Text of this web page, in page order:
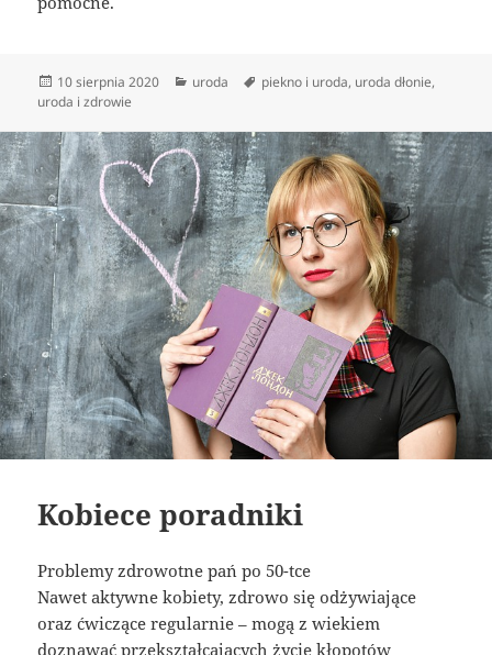
Data
publikacji
10 sierpnia 2020 Kategorie
uroda Tagi
piekno i uroda, uroda dłonie,
uroda i zdrowie
Kobiece poradniki
Problemy zdrowotne pań po 50-tce
Nawet aktywne kobiety, zdrowo się odżywiające
oraz ćwiczące regularnie – mogą z wiekiem
doznawać przekształcających życie kłopotów